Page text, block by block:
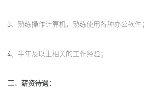
3、熟练操作计算机，熟练使用各种办公软件；
4、半年及以上相关的工作经验；
三、薪资待遇：